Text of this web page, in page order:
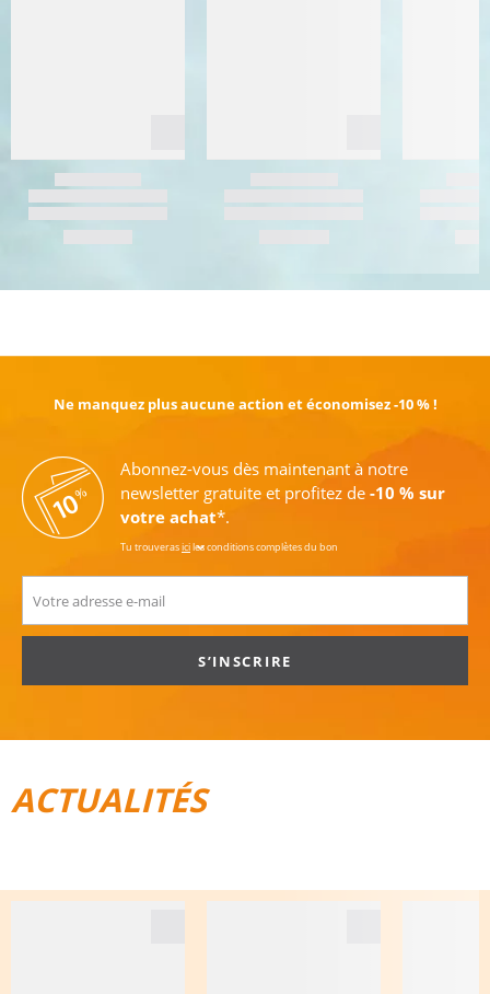
Ne manquez plus aucune action et économisez -10 % !
Abonnez-vous dès maintenant à notre
newsletter gratuite et profitez de -10 % sur
votre achat*.
Tu trouverasiciles conditions complètes du bon
S’INSCRIRE
ACTUALITÉS